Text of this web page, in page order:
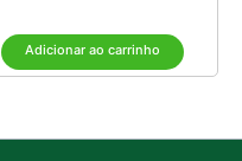
Adicionar ao carrinho